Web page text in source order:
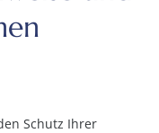
Schutz Ihrer